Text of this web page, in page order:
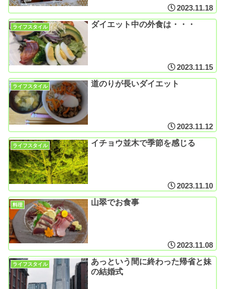
2023.11.18
ライフスタイル ダイエット中の外食は・・・
2023.11.15
ライフスタイル 道のりが長いダイエット
2023.11.12
ライフスタイル イチョウ並木で季節を感じる
2023.11.10
料理 山翠でお食事
2023.11.08
ライフスタイル
あっという間に終わった帰省と妹
の結婚式